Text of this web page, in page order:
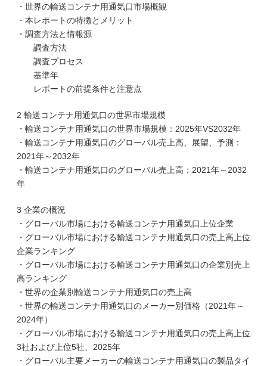
・世界の輸送コンテナ用通気口市場概観
・本レポートの特徴とメリット
・調査方法と情報源
調査方法
調査プロセス
基準年
レポートの前提条件と注意点
2 輸送コンテナ用通気口の世界市場規模
・輸送コンテナ用通気口の世界市場規模：2025年VS2032年
・輸送コンテナ用通気口のグローバル売上高、展望、予測：
2021年～2032年
・輸送コンテナ用通気口のグローバル売上高：2021年～2032
年
3 企業の概況
・グローバル市場における輸送コンテナ用通気口上位企業
・グローバル市場における輸送コンテナ用通気口の売上高上位
企業ランキング
・グローバル市場における輸送コンテナ用通気口の企業別売上
高ランキング
・世界の企業別輸送コンテナ用通気口の売上高
・世界の輸送コンテナ用通気口のメーカー別価格（2021年～
2024年）
・グローバル市場における輸送コンテナ用通気口の売上高上位
3社および上位5社、2025年
・グローバル主要メーカーの輸送コンテナ用通気口の製品タイ